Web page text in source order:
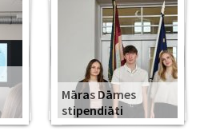
Māras Dāmes
stipendiāti